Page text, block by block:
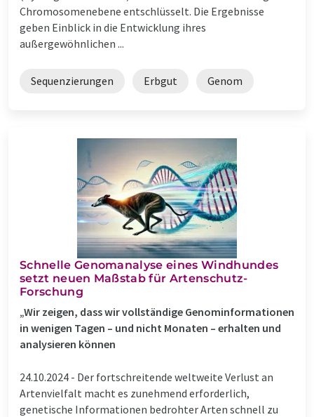
Chromosomenebene entschlüsselt. Die Ergebnisse
geben Einblick in die Entwicklung ihres
außergewöhnlichen ...
Sequenzierungen Erbgut Genom
Schnelle Genomanalyse eines Windhundes
setzt neuen Maßstab für Artenschutz-
Forschung
„Wir zeigen, dass wir vollständige Genominformationen
in wenigen Tagen – und nicht Monaten – erhalten und
analysieren können
24.10.2024 - Der fortschreitende weltweite Verlust an
Artenvielfalt macht es zunehmend erforderlich,
genetische Informationen bedrohter Arten schnell zu